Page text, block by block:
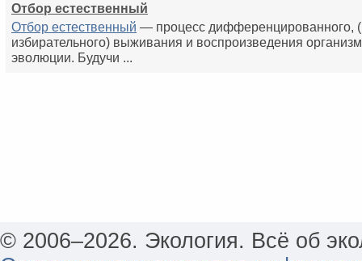
Отбор естественный
Отбор естественный — процесс дифференцированного,
избирательного) выживания и воспроизведения
эволюции. Будучи ...
© 2006–2026. Экология. Всё об